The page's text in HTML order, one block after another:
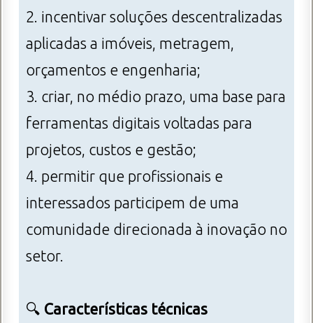
2. incentivar soluções descentralizadas
aplicadas a imóveis, metragem,
orçamentos e engenharia;
3. criar, no médio prazo, uma base para
ferramentas digitais voltadas para
projetos, custos e gestão;
4. permitir que profissionais e
interessados participem de uma
comunidade direcionada à inovação no
setor.
🔍 Características técnicas